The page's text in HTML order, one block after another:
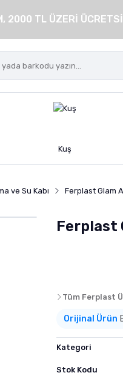
2000 TL ÜZERİ
Kuş
ve Su Kabı Ferplast Glam
Ferplast
Tüm Ferplast
Orijinal Ürün
Kategori
Stok Kodu